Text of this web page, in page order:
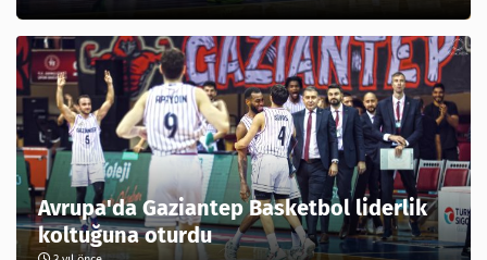
Avrupa'da Gaziantep Basketbol liderlik
koltuğuna oturdu